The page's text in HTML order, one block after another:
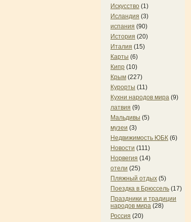
Искусство (1)
Исландия (3)
испания (90)
История (20)
Италия (15)
Карты (6)
Кипр (10)
Крым (227)
Курорты (11)
Кухни народов мира (9)
латвия (9)
Мальдивы (5)
музеи (3)
Недвижимость ЮБК (6)
Новости (111)
Норвегия (14)
отели (25)
Пляжный отдых (5)
Поездка в Брюссель (17)
Праздники и традиции
народов мира (28)
Россия (20)